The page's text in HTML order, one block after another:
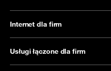
Internet dla firm
Usługi łączone dla firm